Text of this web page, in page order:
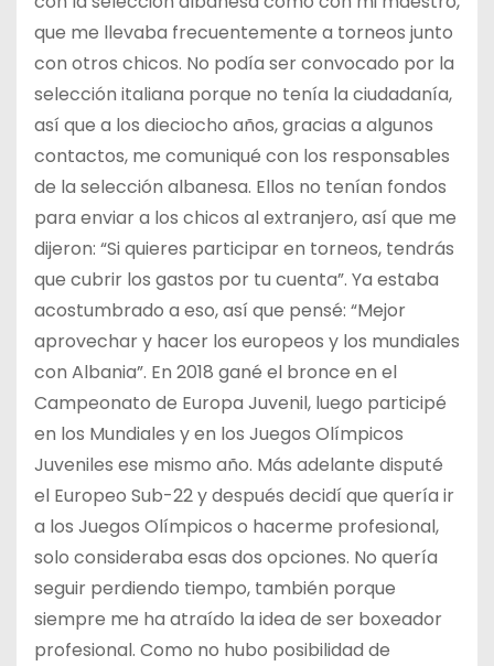
que me llevaba frecuentemente a torneos junto
con otros chicos. No podía ser convocado por la
selección italiana porque no tenía la ciudadanía,
así que a los dieciocho años, gracias a algunos
contactos, me comuniqué con los responsables
de la selección albanesa. Ellos no tenían fondos
para enviar a los chicos al extranjero, así que me
dijeron: “Si quieres participar en torneos, tendrás
que cubrir los gastos por tu cuenta”. Ya estaba
acostumbrado a eso, así que pensé: “Mejor
aprovechar y hacer los europeos y los mundiales
con Albania”. En 2018 gané el bronce en el
Campeonato de Europa Juvenil, luego participé
en los Mundiales y en los Juegos Olímpicos
Juveniles ese mismo año. Más adelante disputé
el Europeo Sub-22 y después decidí que quería ir
a los Juegos Olímpicos o hacerme profesional,
solo consideraba esas dos opciones. No quería
seguir perdiendo tiempo, también porque
siempre me ha atraído la idea de ser boxeador
profesional. Como no hubo posibilidad de